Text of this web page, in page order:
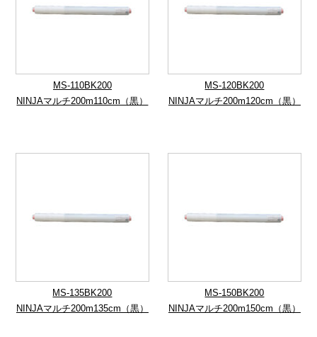
MS-110BK200
NINJAマルチ200m110cm（黒）
MS-120BK200
NINJAマルチ200m120cm（黒）
MS-135BK200
NINJAマルチ200m135cm（黒）
MS-150BK200
NINJAマルチ200m150cm（黒）